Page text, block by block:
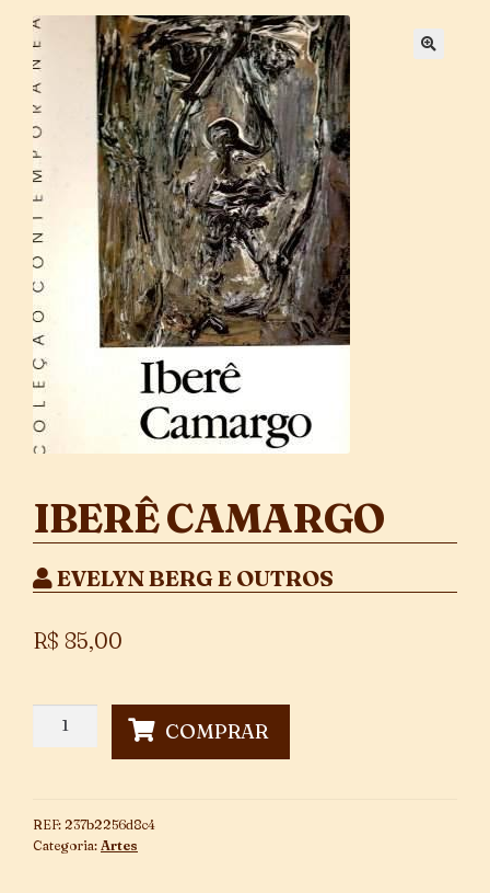
MENU
DESCENDENTE
PAGAMENTO E ENTREGA
CONTATO
IBERÊ CAMARGO
EVELYN BERG E OUTROS
R$ 85,00
Iberê
COMPRAR
REF: 237b2256d8c4
Categoria: Artes